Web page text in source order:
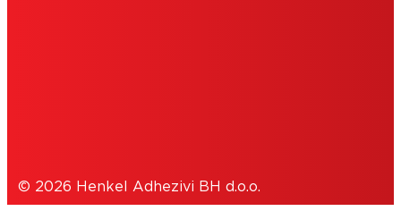
© 2026 Henkel Adhezivi BH d.o.o.